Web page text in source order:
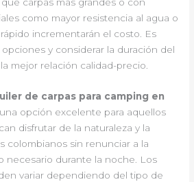
carpas más grandes o con
como mayor resistencia al agua o
incrementarán el costo. Es
y considerar la duración del
mejor relación calidad-precio.
de carpas para camping en
opción excelente para aquellos
disfrutar de la naturaleza y la
colombianos sin renunciar a la
necesario durante la noche. Los
variar dependiendo del tipo de